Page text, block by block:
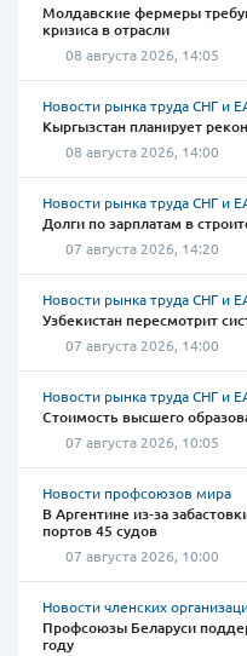
Молдавские фермеры
кризиса в отрасли
08 августа 2026, 14:05
Новости рынка труда СНГ и
Кыргызстан планирует
08 августа 2026, 14:00
Новости рынка труда СНГ и
Долги по зарплатам в
07 августа 2026, 14:20
Новости рынка труда СНГ и
Узбекистан пересмотрит
07 августа 2026, 14:00
Новости рынка труда СНГ и
Стоимость высшего
07 августа 2026, 10:05
Новости профсоюзов мира
В Аргентине из-за
портов 45 судов
07 августа 2026, 10:00
Новости членских
Профсоюзы Беларуси
году